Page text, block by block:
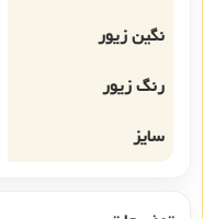
نگین زیور
رنگ زیور
سایز